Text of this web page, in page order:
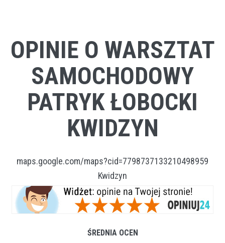
OPINIE O WARSZTAT
SAMOCHODOWY
PATRYK ŁOBOCKI
KWIDZYN
maps.google.com/maps?cid=7798737133210498959
Kwidzyn
ŚREDNIA OCEN